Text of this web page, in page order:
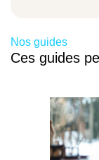
Nos guides
Ces guides